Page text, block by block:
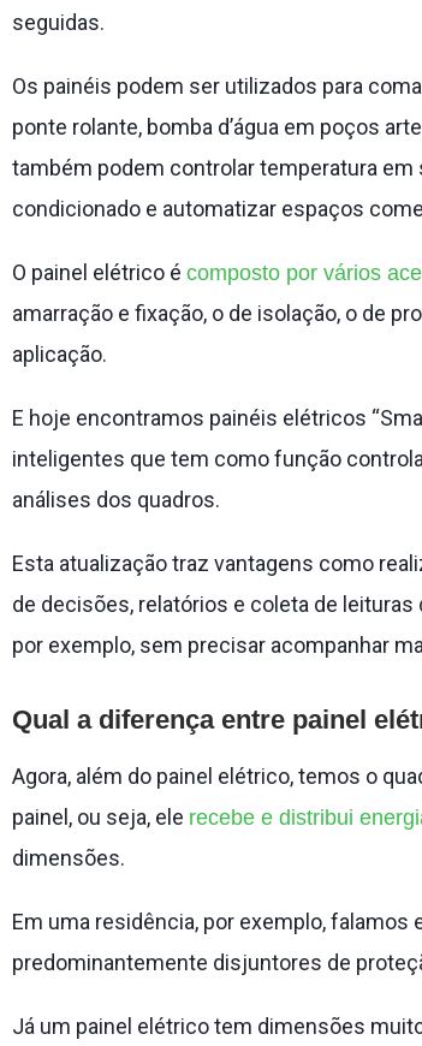
seguidas.
Os painéis podem ser utilizados para
ponte rolante, bomba d’água em poços
também podem controlar temperatura em
condicionado e automatizar espaços
O painel elétrico é composto por vários
amarração e fixação, o de isolação, o de
aplicação.
E hoje encontramos painéis elétricos
inteligentes que tem como função
análises dos quadros.
Esta atualização traz vantagens como
de decisões, relatórios e coleta de leituras
por exemplo, sem precisar acompanhar
Qual a diferença entre painel
Agora, além do painel elétrico, temos o
painel, ou seja, ele recebe e distribui
dimensões.
Em uma residência, por exemplo, falamos
predominantemente disjuntores de
Já um painel elétrico tem dimensões